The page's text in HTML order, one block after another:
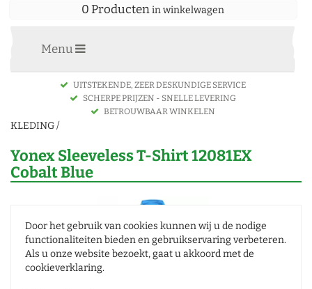
0 Producten in winkelwagen
Menu
UITSTEKENDE, ZEER DESKUNDIGE SERVICE
SCHERPE PRIJZEN - SNELLE LEVERING
BETROUWBAAR WINKELEN
KLEDING/
Yonex Sleeveless T-Shirt 12081EX
Cobalt Blue
Door het gebruik van cookies kunnen wij u de nodige
functionaliteiten bieden en gebruikservaring verbeteren.
Als u onze website bezoekt, gaat u akkoord met de
cookieverklaring.